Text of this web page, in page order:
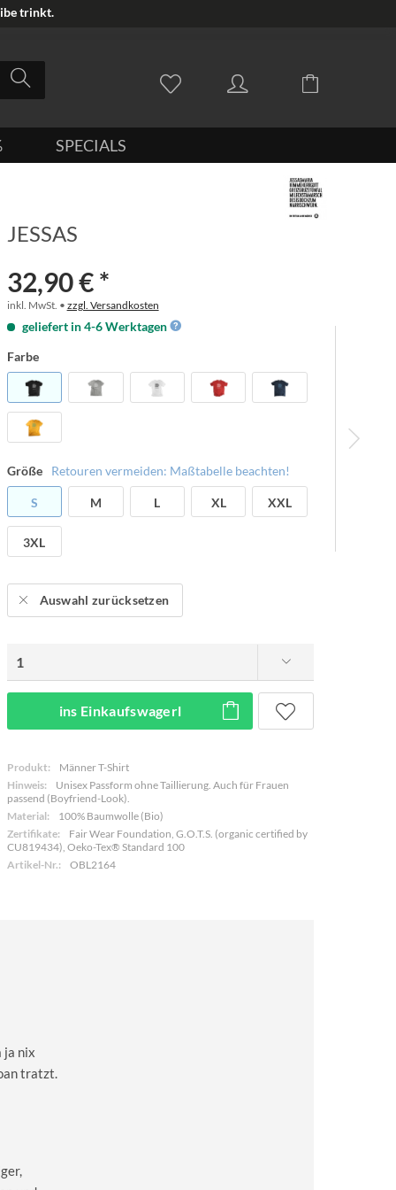
trinkt.
SPECIALS
JESSAS
32,90 € *
inkl. MwSt. • zzgl. Versandkosten
geliefert in 4-6 Werktagen
Farbe
Größe Retouren vermeiden: Maßtabelle beachten!
S M L XL XXL
3XL
Auswahl zurücksetzen
ins Einkaufswagerl
Produkt:
Männer T-Shirt
Hinweis:
Unisex Passform ohne Taillierung. Auch für Frauen
passend (Boyfriend-Look).
Material:
100% Baumwolle (Bio)
Zertifikate:
Fair Wear Foundation, G.O.T.S. (organic certified by
CU819434), Oeko-Tex® Standard 100
Artikel-Nr.:
OBL2164
ja nix
tratzt.